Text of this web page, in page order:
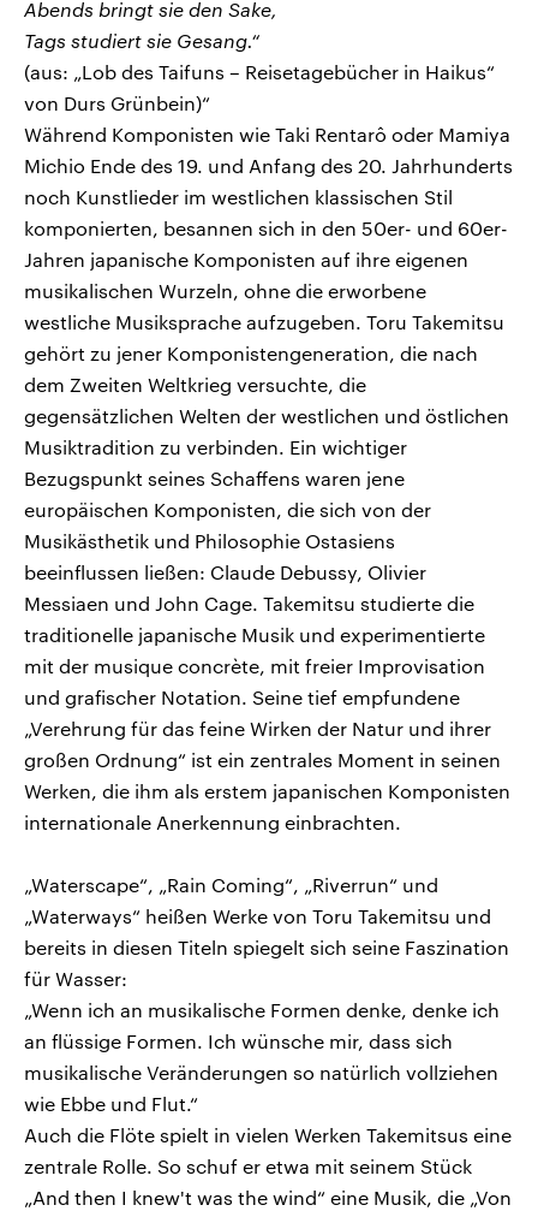
Abends bringt sie den Sake,
Tags studiert sie Gesang.“
(aus: „Lob des Taifuns – Reisetagebücher in Haikus“
von Durs Grünbein)“
Während Komponisten wie Taki Rentarô oder Mamiya
Michio Ende des 19. und Anfang des 20. Jahrhunderts
noch Kunstlieder im westlichen klassischen Stil
komponierten, besannen sich in den 50er- und 60er-
Jahren japanische Komponisten auf ihre eigenen
musikalischen Wurzeln, ohne die erworbene
westliche Musiksprache aufzugeben. Toru Takemitsu
gehört zu jener Komponistengeneration, die nach
dem Zweiten Weltkrieg versuchte, die
gegensätzlichen Welten der westlichen und östlichen
Musiktradition zu verbinden. Ein wichtiger
Bezugspunkt seines Schaffens waren jene
europäischen Komponisten, die sich von der
Musikästhetik und Philosophie Ostasiens
beeinflussen ließen: Claude Debussy, Olivier
Messiaen und John Cage. Takemitsu studierte die
traditionelle japanische Musik und experimentierte
mit der musique concrète, mit freier Improvisation
und grafischer Notation. Seine tief empfundene
„Verehrung für das feine Wirken der Natur und ihrer
großen Ordnung“ ist ein zentrales Moment in seinen
Werken, die ihm als erstem japanischen Komponisten
internationale Anerkennung einbrachten.
„Waterscape“, „Rain Coming“, „Riverrun“ und
„Waterways“ heißen Werke von Toru Takemitsu und
bereits in diesen Titeln spiegelt sich seine Faszination
für Wasser:
„Wenn ich an musikalische Formen denke, denke ich
an flüssige Formen. Ich wünsche mir, dass sich
musikalische Veränderungen so natürlich vollziehen
wie Ebbe und Flut.“
Auch die Flöte spielt in vielen Werken Takemitsus eine
zentrale Rolle. So schuf er etwa mit seinem Stück
„And then I knew't was the wind“ eine Musik, die „Von